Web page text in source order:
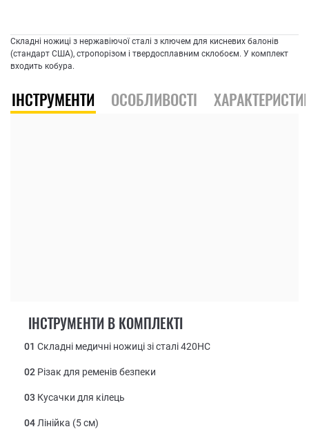
Складні ножиці з нержавіючої сталі з ключем для кисневих балонів
(стандарт США), стропорізом і твердосплавним склобоєм. У комплект
входить кобура.
ІНСТРУМЕНТИ ОСОБЛИВОСТІ
ІНСТРУМЕНТИ В КОМПЛЕКТІ
01 Складні медичні ножиці зі сталі 420НС
02 Різак для ременів безпеки
03 Кусачки для кілець
04 Лінійка (5 см)